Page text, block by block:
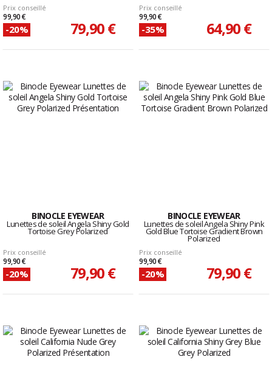
Prix conseillé
99,90 €
-20% 79,90 €
Prix conseillé
99,90 €
-35% 64,90 €
BINOCLE EYEWEAR
Lunettes de soleil Angela Shiny Gold
Tortoise Grey Polarized
Prix conseillé
99,90 €
-20% 79,90 €
BINOCLE EYEWEAR
Lunettes de soleil Angela Shiny Pink
Gold Blue Tortoise Gradient Brown
Polarized
Prix conseillé
99,90 €
-20% 79,90 €